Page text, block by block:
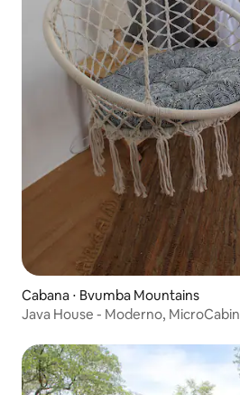
Cabana ⋅ Bvumba Mountains
Java House - Moderno, MicroCabin